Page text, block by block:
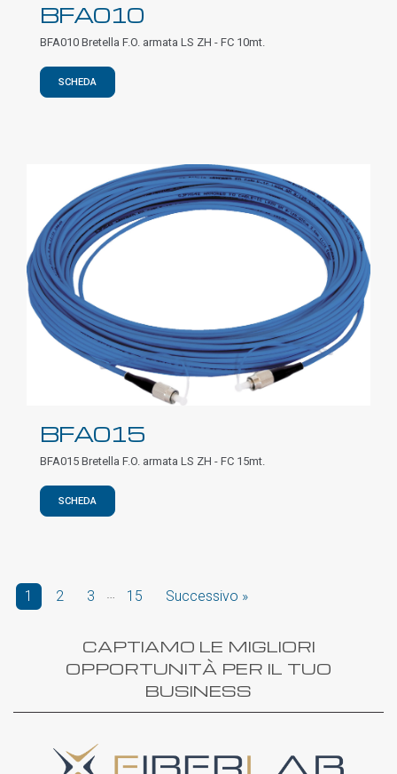
BFA010
BFA010 Bretella F.O. armata LS ZH - FC 10mt.
SCHEDA
BFA015
BFA015 Bretella F.O. armata LS ZH - FC 15mt.
SCHEDA
1 2 3 … 15 Successivo »
CAPTIAMO LE MIGLIORI
OPPORTUNITÀ PER IL TUO
BUSINESS